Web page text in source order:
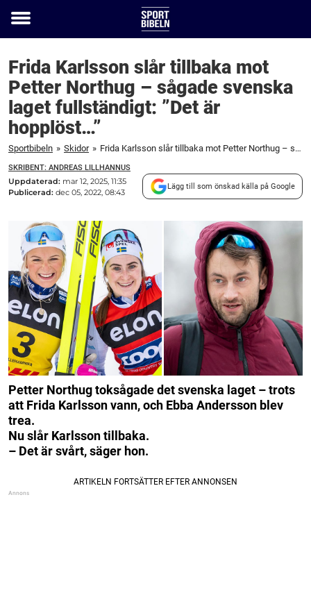
Toggle
Frida Karlsson slår tillbaka mot
Petter Northug – sågade svenska
laget fullständigt: ”Det är
hopplöst…”
Sportbibeln » Skidor » Frida Karlsson slår tillbaka mot Petter Northug – sågade svenska laget fullständigt: ”Det är hopplöst…”
SKRIBENT: ANDREAS LILLHANNUS
Uppdaterad: mar 12, 2025, 11:35
Publicerad: dec 05, 2022, 08:43
Lägg till som önskad källa på Google
Petter Northug toksågade det svenska laget – trots
att Frida Karlsson vann, och Ebba Andersson blev
trea.
Nu slår Karlsson tillbaka.
– Det är svårt, säger hon.